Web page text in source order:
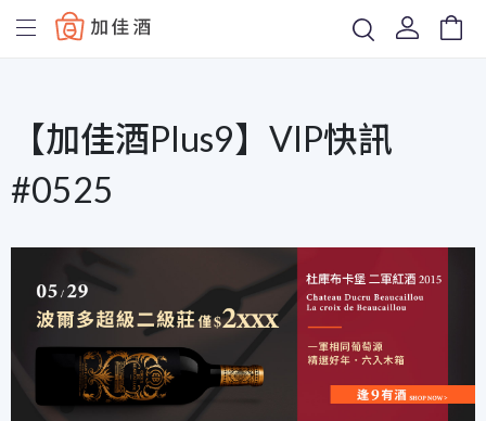
Baccus
【加佳酒Plus9】VIP快訊
#0525